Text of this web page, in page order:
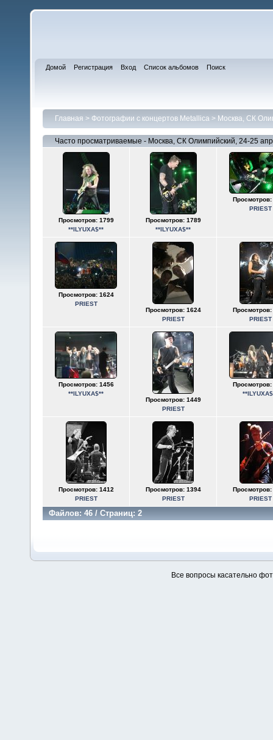
Домой Регистрация Вход Список альбомов Поиск
Главная > Фотографии с концертов Metallica > Москва, СК
Часто просматриваемые - Москва, СК Олимпийский, 24-25
Просмотров: 1799
**ILYUXA$**
Просмотров: 1789
**ILYUXA$**
Просмотров:
PRIEST
Просмотров: 1624
PRIEST
Просмотров: 1624
PRIEST
Просмотров:
PRIEST
Просмотров: 1456
**ILYUXA$**
Просмотров: 1449
PRIEST
Просмотров:
Просмотров: 1412
PRIEST
Просмотров: 1394
PRIEST
Просмотров:
PRIEST
Файлов: 46 / Страниц: 2
Все вопросы касательно